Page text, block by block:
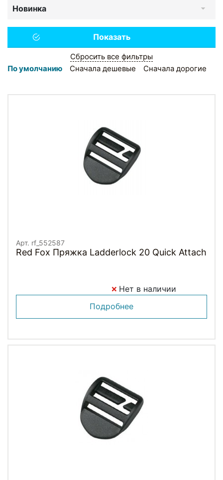
Новинка
Сбросить все фильтры
По умолчанию
Сначала дешевые Сначала дорогие
Арт. rf_552587
Red Fox Пряжка Ladderlock 20 Quick Attach
Нет в наличии
Подробнее